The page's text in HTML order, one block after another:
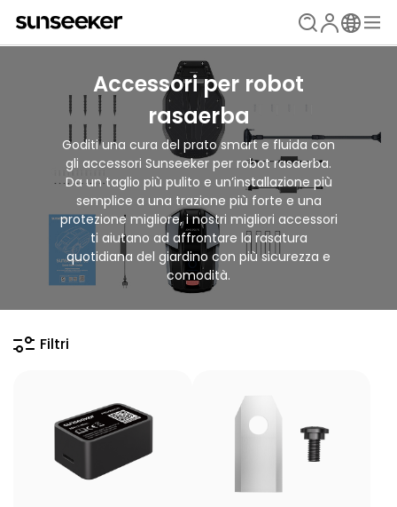
Accessori per robot
rasaerba
Goditi una cura del prato smart e fluida con
gli accessori Sunseeker per robot rasaerba.
Da un taglio più pulito e un’installazione più
semplice a una trazione più forte e una
protezione migliore, i nostri migliori accessori
ti aiutano ad affrontare la rasatura
quotidiana del giardino con più sicurezza e
comodità.
Filtri